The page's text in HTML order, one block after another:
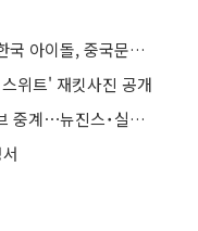
뉴진스 이어 아이브도 당했다…中 "한국 아이돌, 중국문화 도둑질" 황당 주장
위트' 재킷사진 공개
한국대중음악상, ‘프리즘’ 통해 라이브 중계⋯뉴진스˙실리카겔 3관왕 등극